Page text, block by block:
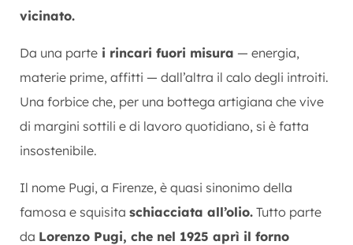
vicinato.
Da una parte i rincari fuori misura — energia,
materie prime, affitti — dall’altra il calo degli introiti.
Una forbice che, per una bottega artigiana che vive
di margini sottili e di lavoro quotidiano, si è fatta
insostenibile.
Il nome Pugi, a Firenze, è quasi sinonimo della
famosa e squisita schiacciata all’olio. Tutto parte
da Lorenzo Pugi, che nel 1925 aprì il forno